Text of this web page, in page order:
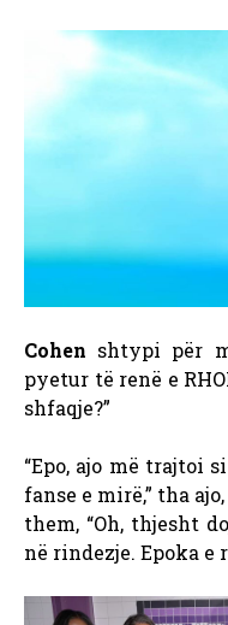
Cohen shtypi për
pyetur të renë e
shfaqje?”
“Epo, ajo më trajtoi
fanse e mirë,” tha
them, “Oh, thjesht
në rindezje. Epoka e